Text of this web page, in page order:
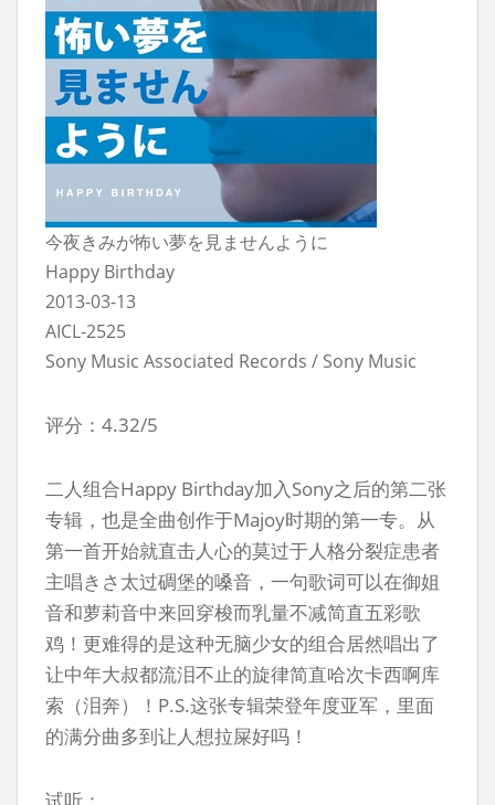
今夜きみが怖い夢を見ませんように
Happy Birthday
2013-03-13
AICL-2525
Sony Music Associated Records / Sony Music
评分：4.32/5
二人组合Happy Birthday加入Sony之后的第二张
专辑，也是全曲创作于Majoy时期的第一专。从
第一首开始就直击人心的莫过于人格分裂症患者
主唱きさ太过碉堡的嗓音，一句歌词可以在御姐
音和萝莉音中来回穿梭而乳量不减简直五彩歌
鸡！更难得的是这种无脑少女的组合居然唱出了
让中年大叔都流泪不止的旋律简直哈次卡西啊库
索（泪奔）！P.S.这张专辑荣登年度亚军，里面
的满分曲多到让人想拉屎好吗！
试听：